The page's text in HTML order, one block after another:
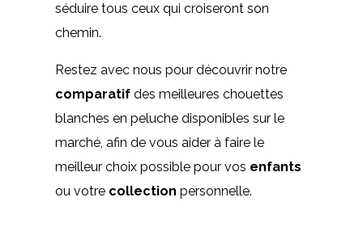
séduire tous ceux qui croiseront son
chemin.
Restez avec nous pour découvrir notre
comparatif des meilleures chouettes
blanches en peluche disponibles sur le
marché, afin de vous aider à faire le
meilleur choix possible pour vos enfants
ou votre collection personnelle.